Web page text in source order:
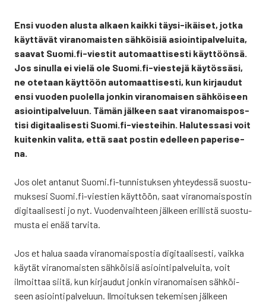
Ensi vuo­den alus­ta alkaen kaik­ki täy­si-ikäi­set, jot­ka
käyt­tä­vät viran­omais­ten säh­köi­siä asioin­ti­pal­ve­lui­ta,
saa­vat Suomi.fi-viestit auto­maat­ti­ses­ti käyt­töön­sä.
Jos sinul­la ei vie­lä ole Suomi.fi-viestejä käy­tös­sä­si,
ne ote­taan käyt­töön auto­maat­ti­ses­ti, kun kir­jau­dut
ensi vuo­den puo­lel­la jon­kin viran­omai­sen säh­köi­seen
asioin­ti­pal­ve­luun. Tämän jäl­keen saat viran­omais­pos­
ti­si digi­taa­li­ses­ti Suomi.fi-viesteihin. Halu­tes­sa­si voit
kui­ten­kin vali­ta, että saat pos­tin edel­leen pape­ri­se­
na.
Jos olet anta­nut Suomi.fi-tunnistuksen yhtey­des­sä suos­tu­
muk­se­si Suomi.fi-viestien käyt­töön, saat viran­omais­pos­tin
digi­taa­li­ses­ti jo nyt. Vuo­den­vaih­teen jäl­keen eril­lis­tä suos­tu­
mus­ta ei enää tar­vi­ta.
Jos et halua saa­da viran­omais­pos­tia digi­taa­li­ses­ti, vaik­ka
käy­tät viran­omais­ten säh­köi­siä asioin­ti­pal­ve­lui­ta, voit
ilmoit­taa sii­tä, kun kir­jau­dut jon­kin viran­omai­sen säh­köi­
seen asioin­ti­pal­ve­luun. Ilmoi­tuk­sen teke­mi­sen jäl­keen